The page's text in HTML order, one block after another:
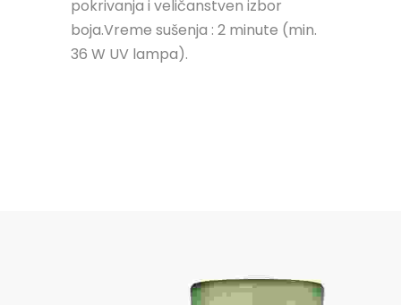
pokrivanja i veličanstven izbor
boja.Vreme sušenja : 2 minute (min.
36 W UV lampa).